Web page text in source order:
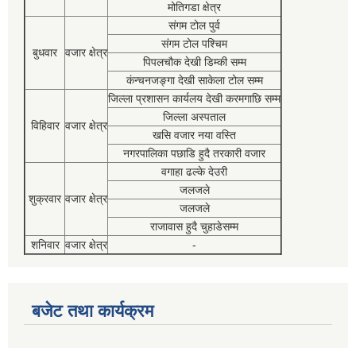
मोतिगडा क्षेत्र
बुधवार वजार क्षेत्र
संगम टोल पुर्व
संगम टोल पश्चिम
पिपलचौक देखी डिम्की सम्म
कंन्चनजङ्गा देखी साकेला टोल सम्म
विहिवार वजार क्षेत्र
जिल्ला प्रशासन कार्यलय देखी करमगाछि सम्म
जिल्ला अस्पताल
खसि वजार नया वस्ति
नगरपालिका पछाडि हुदै तरकारी वजार
शुक्रवार वजार क्षेत्र
वगाहा ढल्के देउरी
जलजले
जलजले
राजावास हुदै चुहाडेसम्म
शनिवार वजार क्षेत्र -
बजेट तथा कार्यक्रम